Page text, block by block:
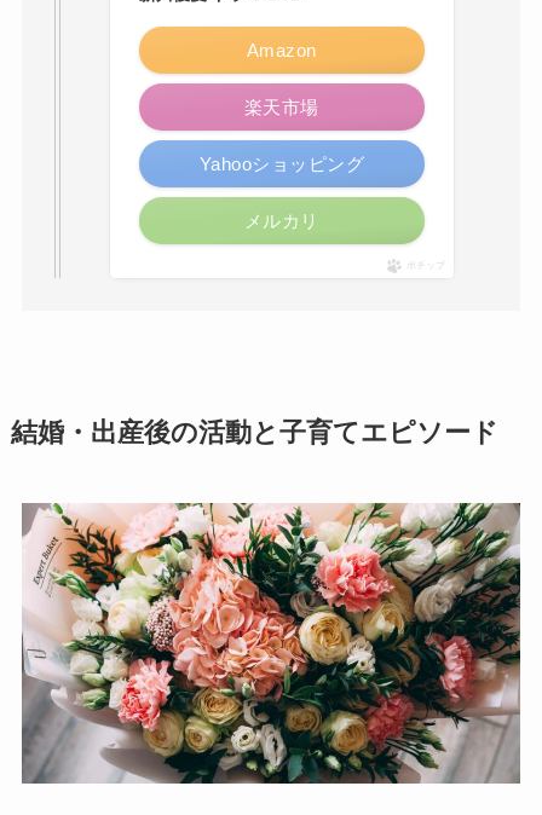
Amazon
楽天市場
Yahooショッピング
メルカリ
ポチップ
結婚・出産後の活動と子育てエピソード